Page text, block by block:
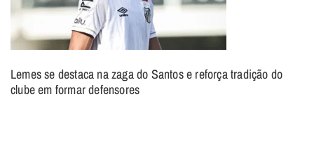
Lemes se destaca na zaga do Santos e reforça tradição do
clube em formar defensores